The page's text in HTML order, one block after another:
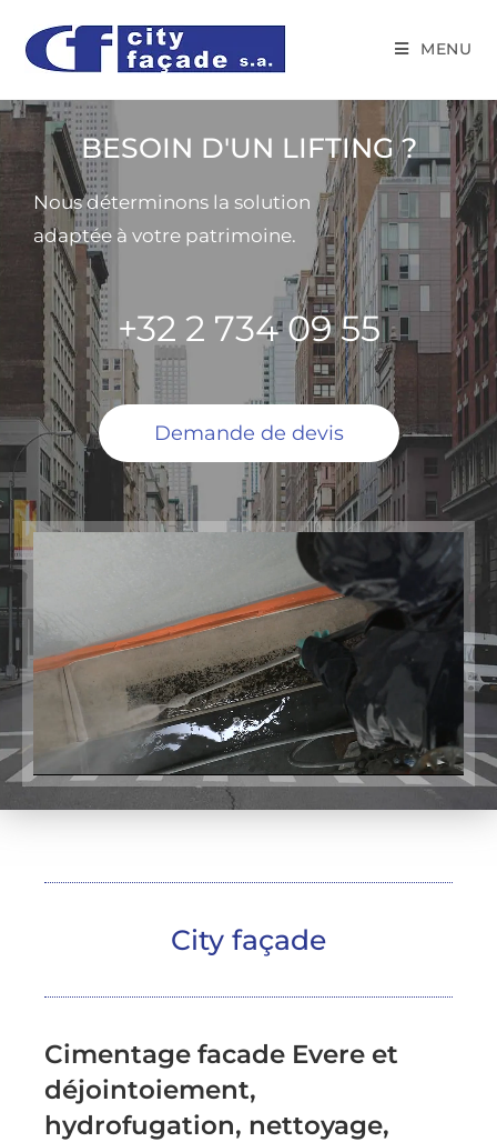
MENU
BESOIN D'UN LIFTING ?
Nous déterminons la solution
adaptée à votre patrimoine.
+32 2 734 09 55
Demande de devis
City façade
Cimentage facade Evere et
déjointoiement,
hydrofugation, nettoyage,